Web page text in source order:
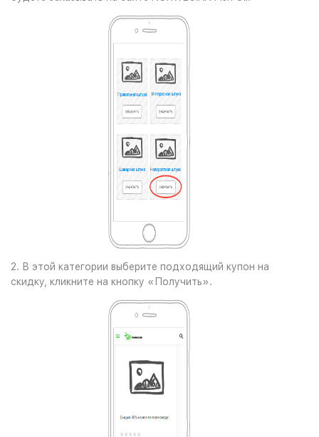
2. В этой категории выберите подходящий купон на
скидку, кликните на кнопку «Получить».